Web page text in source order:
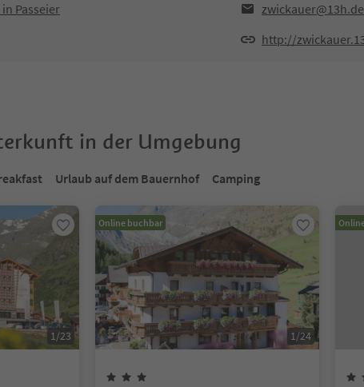
Passeier
zwickauer@13h.de
http://
in der Umgebung
Urlaub auf dem Bauernhof Camping
1/23
Online buchbar
1/24